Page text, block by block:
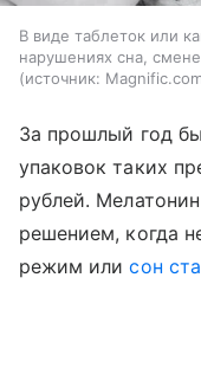
В виде таблеток или
нарушениях сна,
источник:
За прошлый год
упаковок таких
рублей.
решением, когда
режим илисон